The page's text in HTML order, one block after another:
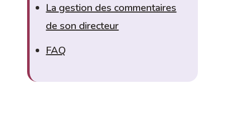
La gestion des commentaires
de son directeur
FAQ